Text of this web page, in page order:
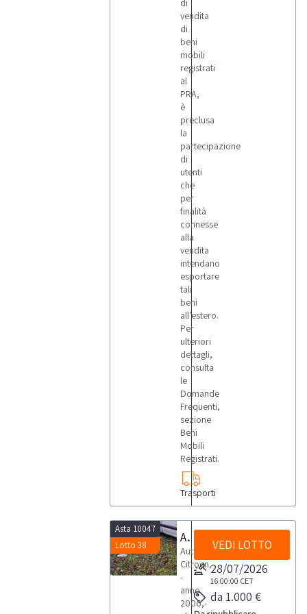
di
vendita
di
beni
mobili
registrati
al
PRA,
è
preclusa
la
partecipazione
di
utenti
che
per
finalità
connesse
alla
vendita
intendano
esportare
tali
beni
all’estero.
Per
ulteriori
dettagli,
consulta
le
Domande
Frequenti,
sezione
Beni
Mobili
Registrati.
Trasporti
Asta 10047
Lotto 38
Autocarro Citroen
Autocarro
Citroen,
-
anno
2006,-
VEDI LOTTO
28/07/2026
16:00:00 CET
da 1.000 €